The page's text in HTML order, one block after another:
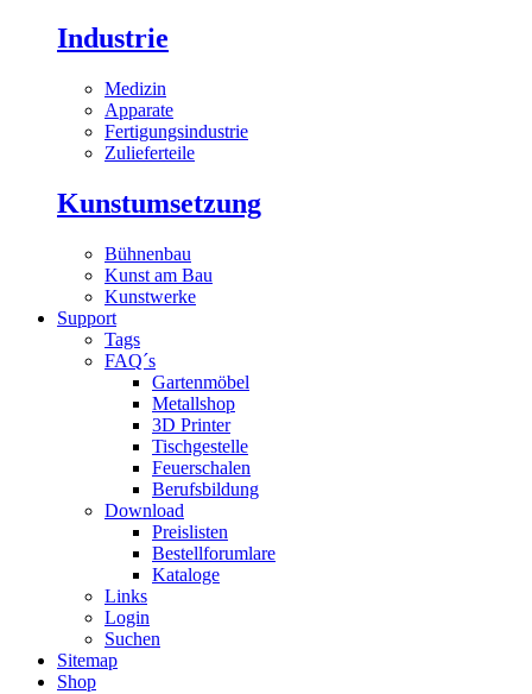
Industrie
Medizin
Apparate
Fertigungsindustrie
Zulieferteile
Kunstumsetzung
Bühnenbau
Kunst am Bau
Kunstwerke
Support
Tags
FAQ´s
Gartenmöbel
Metallshop
3D Printer
Tischgestelle
Feuerschalen
Berufsbildung
Download
Preislisten
Bestellforumlare
Kataloge
Links
Login
Suchen
Sitemap
Shop